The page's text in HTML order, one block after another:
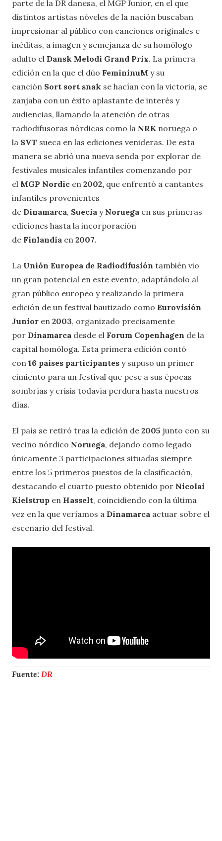
parte de la DR danesa, el MGP Junior, en el que
distintos artistas nóveles de la nación buscaban
impresionar al público con canciones originales e
inéditas, a imagen y semejanza de su homólogo
adulto el Dansk Melodi Grand Prix. La primera
edición en la que el dúo FemininuM y su
canción Sort sort snak se hacían con la victoria, se
zanjaba con un éxito aplastante de interés y
audiencias, llamando la atención de otras
radiodifusoras nórdicas como la NRK noruega o
la SVT sueca en las ediciones venideras. De esta
manera se abrió una nueva senda por explorar de
festivales musicales infantiles comenzando por
el MGP Nordic en 2002, que enfrentó a cantantes
infantiles provenientes
de Dinamarca, Suecia y Noruega en sus primeras
ediciones hasta la incorporación
de Finlandia en 2007.
La Unión Europea de Radiodifusión también vio
un gran potencial en este evento, adaptándolo al
gran público europeo y realizando la primera
edición de un festival bautizado como Eurovisión
Junior en 2003, organizado precisamente
por Dinamarca desde el Forum Copenhagen de la
capital homóloga. Esta primera edición contó
con 16 países participantes y supuso un primer
cimiento para un festival que pese a sus épocas
sombrías y crisis todavía perdura hasta nuestros
días.
El país se retiró tras la edición de 2005 junto con su
vecino nórdico Noruega, dejando como legado
únicamente 3 participaciones situadas siempre
entre los 5 primeros puestos de la clasificación,
destacando el cuarto puesto obtenido por Nicolai
Kielstrup en Hasselt, coincidiendo con la última
vez en la que veríamos a Dinamarca actuar sobre el
escenario del festival.
Fuente: DR